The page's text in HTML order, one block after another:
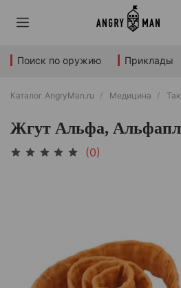
Поиск по оружию Приклады
Каталог AngryMan.ru Медицина
Жгут Альфа,
(0)